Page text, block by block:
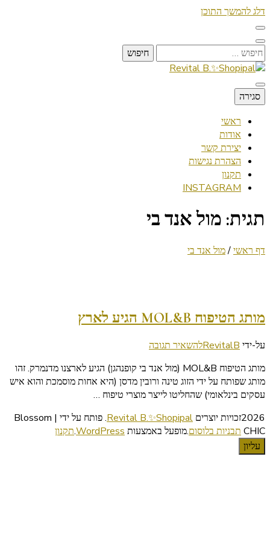
דלג להמשך התוכן
חיפוש:
Revital B.✨Shopipal
Lifestyle ✦ Beauty ✦ Vegan ✦ Travel
סגירה
ראשי
אודות
יצירת קשר
הצהרת נגישות
תקנון
INSTAGRAM
תגית: מול אנד בי
דף ראשי/מול אנד בי
מותג הטיפוח MOL&B הגיע לארץ
על-ידי RevitalBלהשאיר תגובהבנושא
הטיפוח
MOL&B
הגיע
לארץ
מותג הטיפוח MOL&B (מול אנד בי קופנהגן) הגיע לארצנו מדנמרק. זהו
מותג שפותח על ידי הזוג טינה ורובין מדסן (היא אחות מוסמכת והוא איש
עסקים בינלאומי) שהחליטו לייצר מוצרי טיפוח …
2026זכויות יוצרים
Revital B.✨Shopipal
.
פותח על ידי | Blossom
CHIC תבניות בלוסום.מופעל באמצעות WordPress
.תקנון
עליון